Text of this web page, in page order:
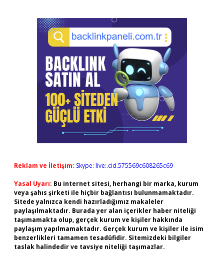
Reklam ve İletişim: Skype: live:.cid.575569c608265c69
Yasal Uyarı: Bu internet sitesi, herhangi bir marka, kurum
veya şahıs şirketi ile hiçbir bağlantısı bulunmamaktadır.
Sitede yalnızca kendi hazırladığımız makaleler
paylaşılmaktadır. Burada yer alan içerikler haber niteliği
taşımamakta olup, gerçek kurum ve kişiler hakkında
paylaşım yapılmamaktadır. Gerçek kurum ve kişiler ile isim
benzerlikleri tamamen tesadüfidir. Sitemizdeki bilgiler
taslak halindedir ve tavsiye niteliği taşımazlar.